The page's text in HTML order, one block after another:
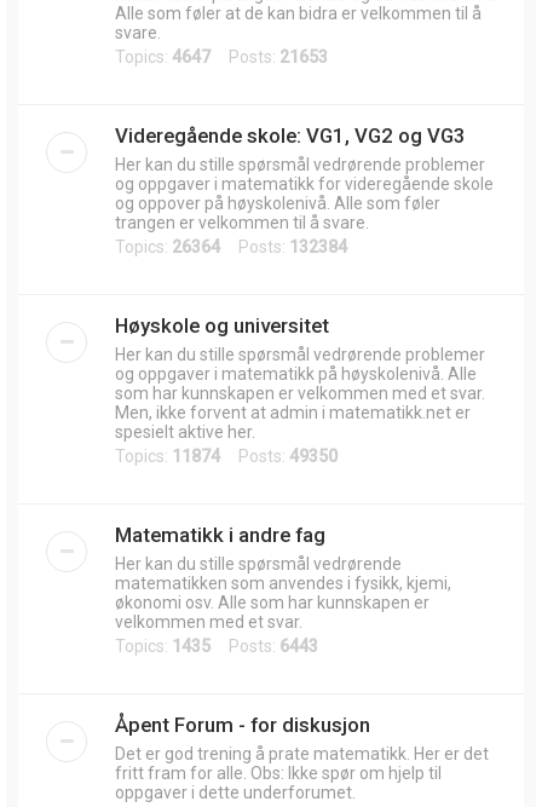
Alle som føler at de kan bidra er velkommen til å
svare.
Topics: 4647Posts: 21653
Videregående skole: VG1, VG2 og VG3
Her kan du stille spørsmål vedrørende problemer
og oppgaver i matematikk for videregående skole
og oppover på høyskolenivå. Alle som føler
trangen er velkommen til å svare.
Topics: 26364 Posts: 132384
Høyskole og universitet
Her kan du stille spørsmål vedrørende problemer
og oppgaver i matematikk på høyskolenivå. Alle
som har kunnskapen er velkommen med et svar.
Men, ikke forvent at admin i matematikk.net er
spesielt aktive her.
Topics: 11874 Posts: 49350
Matematikk i andre fag
Her kan du stille spørsmål vedrørende
matematikken som anvendes i fysikk, kjemi,
økonomi osv. Alle som har kunnskapen er
velkommen med et svar.
Topics: 1435 Posts: 6443
Åpent Forum - for diskusjon
Det er god trening å prate matematikk. Her er det
fritt fram for alle. Obs: Ikke spør om hjelp til
oppgaver i dette underforumet.